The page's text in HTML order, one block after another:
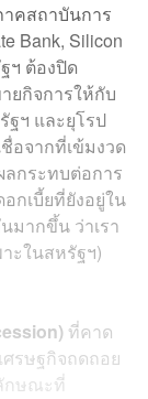
คสถาบันการ
Bank, Silicon
ฯ ต้องปิด
ยกิจการให้กับ
ฐฯ และยุโรป
อจากที่เข้มงวด
ลกระทบต่อการ
กเบี้ยที่ยังอยู่ใน
มากขึ้น ว่าเรา
ะในสหรัฐฯ)
ที่คาด
ศรษฐกิจถดถอย
กษณะที่